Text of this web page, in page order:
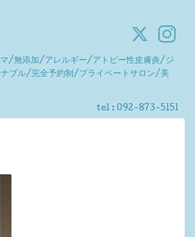
/無添加/アレルギー/アトピー性皮膚炎/ジ
ブル/完全予約制/プライベートサロン/美
tel : 092-873-5151